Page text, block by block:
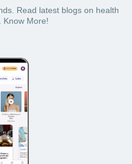
Read latest blogs on health
Know More!